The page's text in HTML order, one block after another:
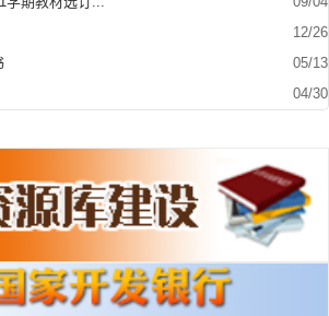
12/26
05/13
04/30